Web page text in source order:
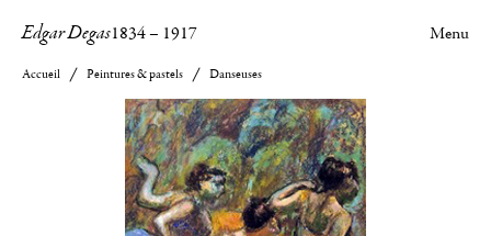
Edgar Degas1834– 1917 Menu
Accueil Peintures & pastels Danseuses